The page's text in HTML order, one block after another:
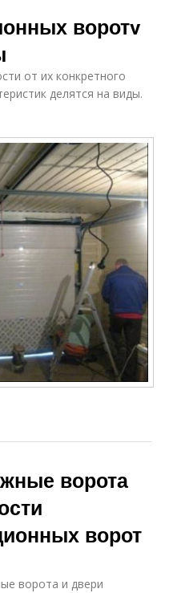
воротv
от их конкретного
делятся на виды.
ворота
ворот
ворота и двери